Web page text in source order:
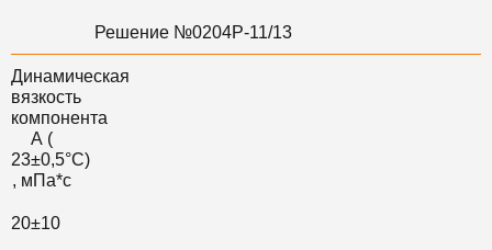
Решение №0204Р-11/13
Динамическая
вязкость
компонента
А (
23±0,5°C)
, мПа*с
20±10